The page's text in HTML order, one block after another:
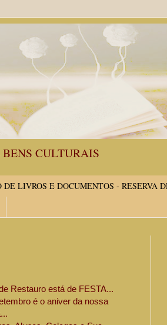
CULTURAIS
LIVROS E DOCUMENTOS - RESERVA
Restauro está de FESTA...
é o aniver da nossa